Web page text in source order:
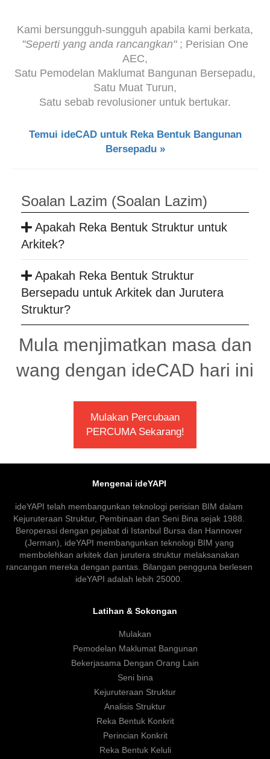
Kami bersungguh-sungguh apabila kami berkata,
"Seperti yang anda rancangkan"; Perisian One
AEC,
Satu Pemodelan Maklumat Bangunan Bersepadu,
Satu Muat Turun,
Satu sebab revolusioner untuk bertukar.
Temui ideCAD untuk Reka Bentuk Bangunan
Bersepadu »
Soalan Lazim (Soalan Lazim)
Apakah Reka Bentuk Struktur untuk
Arkitek?
Apakah Reka Bentuk Struktur
Bersepadu untuk Arkitek dan Jurutera
Struktur?
Mula menjimatkan masa dan
wang dengan ideCAD hari ini
Mulakan Percubaan
PERCUMA Sekarang!
Mengenai ideYAPI
ideYAPI telah membangunkan teknologi perisian BIM dalam
Kejuruteraan Struktur, Pembinaan dan Seni Bina sejak 1988.
Beroperasi dengan pejabat di Istanbul Bursa dan Hannover
(Jerman), ideYAPI membangunkan teknologi BIM yang
membolehkan arkitek dan jurutera struktur melaksanakan
rancangan mereka dengan pantas. Bilangan pengguna berlesen
ideYAPI adalah lebih 25000.
Latihan & Sokongan
Mulakan
Pemodelan Maklumat Bangunan
Bekerjasama Dengan Orang Lain
Seni bina
Kejuruteraan Struktur
Analisis Struktur
Reka Bentuk Konkrit
Perincian Konkrit
Reka Bentuk Keluli